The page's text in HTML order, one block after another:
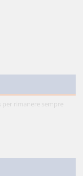
per rimanere sempre